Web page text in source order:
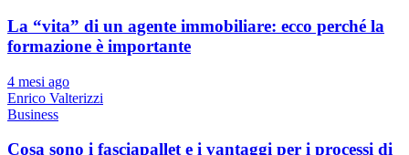
La “vita” di un agente immobiliare: ecco perché la
formazione è importante
4 mesi ago
Enrico Valterizzi
Business
Cosa sono i fasciapallet e i vantaggi per i processi di